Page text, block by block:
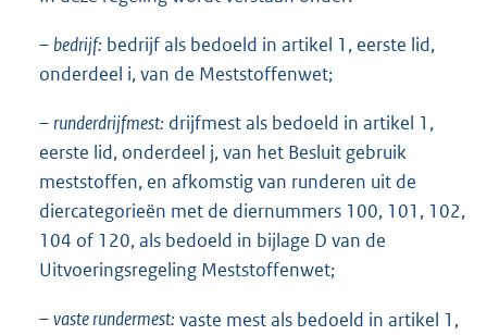
–bedrijf: bedrijf als bedoeld in artikel 1, eerste lid,
onderdeel i, van de Meststoffenwet;
– runderdrijfmest: drijfmest als bedoeld in artikel 1,
eerste lid, onderdeel j, van het Besluit gebruik
meststoffen, en afkomstig van runderen uit de
diercategorieën met de diernummers 100, 101, 102,
104 of 120, als bedoeld in bijlage D van de
Uitvoeringsregeling Meststoffenwet;
–vaste rundermest: vaste mest als bedoeld in artikel 1,